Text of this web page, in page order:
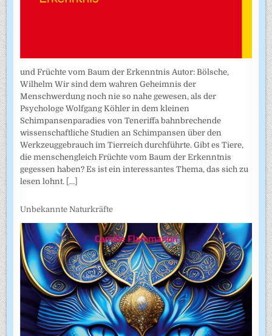
und Früchte vom Baum der Erkenntnis Autor: Bölsche,
Wilhelm Wir sind dem wahren Geheimnis der
Menschwerdung noch nie so nahe gewesen, als der
Psychologe Wolfgang Köhler in dem kleinen
Schimpansenparadies von Teneriffa bahnbrechende
wissenschaftliche Studien an Schimpansen über den
Werkzeuggebrauch im Tierreich durchführte. Gibt es Tiere,
die menschengleich Früchte vom Baum der Erkenntnis
gegessen haben? Es ist ein interessantes Thema, das sich zu
lesen lohnt. [...]
Unbekannte Naturkräfte